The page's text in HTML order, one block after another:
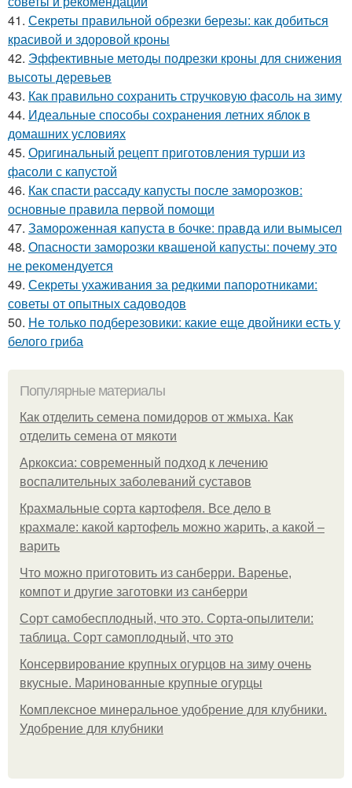
41. Секреты правильной обрезки березы: как добиться
красивой и здоровой кроны
42. Эффективные методы подрезки кроны для снижения
высоты деревьев
43. Как правильно сохранить стручковую фасоль на зиму
44. Идеальные способы сохранения летних яблок в
домашних условиях
45. Оригинальный рецепт приготовления турши из
фасоли с капустой
46. Как спасти рассаду капусты после заморозков:
основные правила первой помощи
47. Замороженная капуста в бочке: правда или вымысел
48. Опасности заморозки квашеной капусты: почему это
не рекомендуется
49. Секреты ухаживания за редкими папоротниками:
советы от опытных садоводов
50. Не только подберезовики: какие еще двойники есть у
белого гриба
Популярные материалы
Как отделить семена помидоров от жмыха. Как
отделить семена от мякоти
Аркоксиа: современный подход к лечению
воспалительных заболеваний суставов
Крахмальные сорта картофеля. Все дело в
крахмале: какой картофель можно жарить, а какой –
варить
Что можно приготовить из санберри. Варенье,
компот и другие заготовки из санберри
Сорт самобесплодный, что это. Сорта-опылители:
таблица. Сорт самоплодный, что это
Консервирование крупных огурцов на зиму очень
вкусные. Маринованные крупные огурцы
Комплексное минеральное удобрение для клубники.
Удобрение для клубники